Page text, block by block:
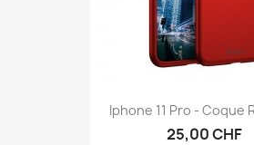
Iphone 11 Pro - Coque
25,00 CHF